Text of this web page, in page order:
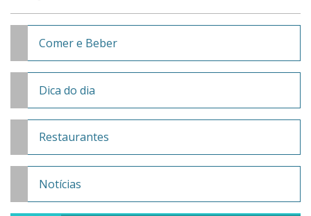
Comer e Beber
Dica do dia
Restaurantes
Notícias